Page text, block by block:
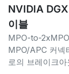
NVIDIA
이블
MPO-to-
MPO/APC 커넥
로의 브레이크